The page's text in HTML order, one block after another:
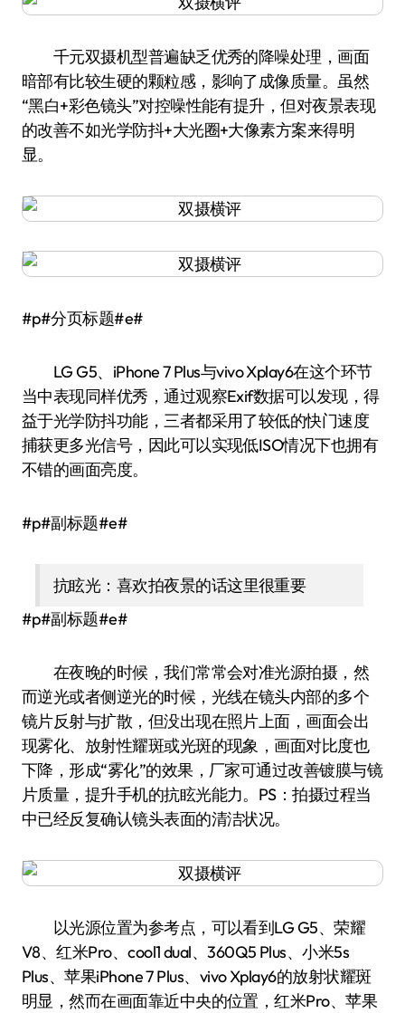
千元双摄机型普遍缺乏优秀的降噪处理，画面
暗部有比较生硬的颗粒感，影响了成像质量。虽然
“黑白+彩色镜头”对控噪性能有提升，但对夜景表现
的改善不如光学防抖+大光圈+大像素方案来得明
显。
#p#分页标题#e#
LG G5、iPhone 7 Plus与vivo Xplay6在这个环节
当中表现同样优秀，通过观察Exif数据可以发现，得
益于光学防抖功能，三者都采用了较低的快门速度
捕获更多光信号，因此可以实现低ISO情况下也拥有
不错的画面亮度。
#p#副标题#e#
抗眩光：喜欢拍夜景的话这里很重要
#p#副标题#e#
在夜晚的时候，我们常常会对准光源拍摄，然
而逆光或者侧逆光的时候，光线在镜头内部的多个
镜片反射与扩散，但没出现在照片上面，画面会出
现雾化、放射性耀斑或光斑的现象，画面对比度也
下降，形成“雾化”的效果，厂家可通过改善镀膜与镜
片质量，提升手机的抗眩光能力。PS：拍摄过程当
中已经反复确认镜头表面的清洁状况。
以光源位置为参考点，可以看到LG G5、荣耀
V8、红米Pro、cool1 dual、360Q5 Plus、小米5s
Plus、苹果iPhone 7 Plus、vivo Xplay6的放射状耀斑
明显，然而在画面靠近中央的位置，红米Pro、苹果